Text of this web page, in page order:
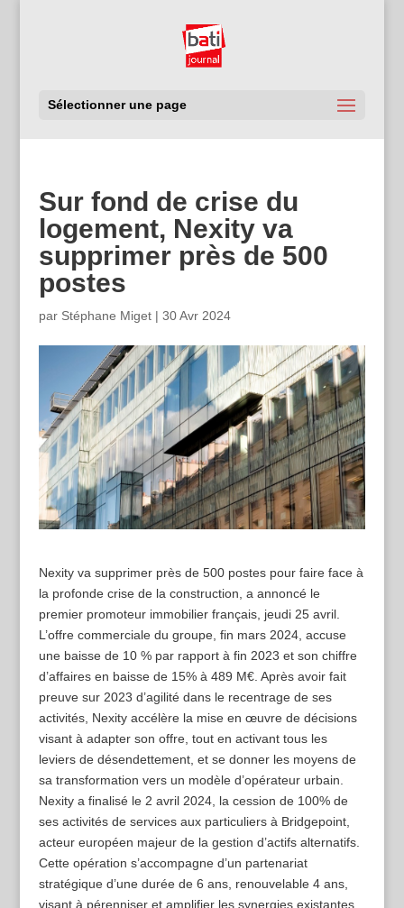
Sélectionner une page
Sur fond de crise du
logement, Nexity va
supprimer près de 500
postes
par Stéphane Miget| 30 Avr 2024
Nexity va supprimer près de 500 postes pour faire face à
la profonde crise de la construction, a annoncé le
premier promoteur immobilier français, jeudi 25 avril.
L’offre commerciale du groupe, fin mars 2024, accuse
une baisse de 10 % par rapport à fin 2023 et son chiffre
d’affaires en baisse de 15% à 489 M€. Après avoir fait
preuve sur 2023 d’agilité dans le recentrage de ses
activités, Nexity accélère la mise en œuvre de décisions
visant à adapter son offre, tout en activant tous les
leviers de désendettement, et se donner les moyens de
sa transformation vers un modèle d’opérateur urbain.
Nexity a finalisé le 2 avril 2024, la cession de 100% de
ses activités de services aux particuliers à Bridgepoint,
acteur européen majeur de la gestion d’actifs alternatifs.
Cette opération s’accompagne d’un partenariat
stratégique d’une durée de 6 ans, renouvelable 4 ans,
visant à pérenniser et amplifier les synergies existantes